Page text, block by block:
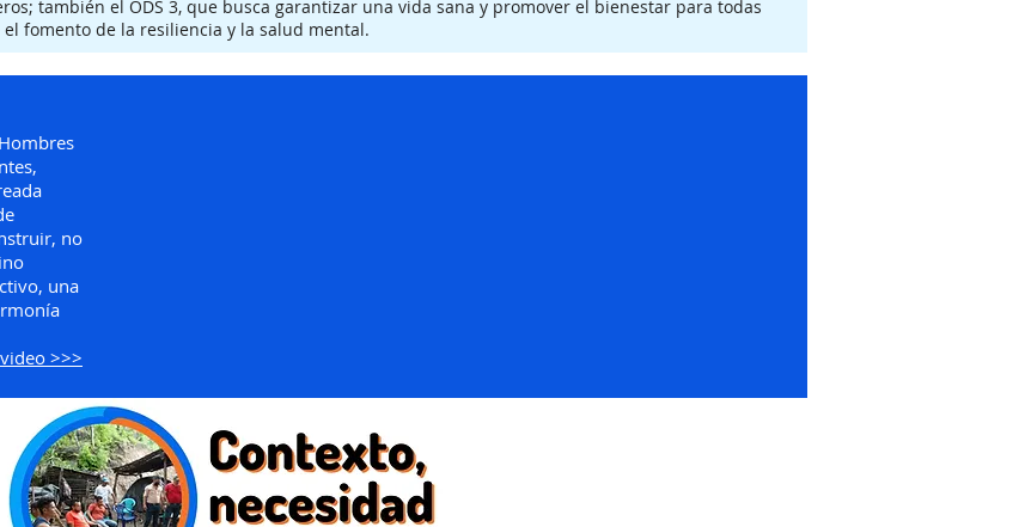
también el ODS 3, que busca garantizar una vida sana y promover el bienestar para todas
fomento de la resiliencia y la salud mental.
no
una
>>>